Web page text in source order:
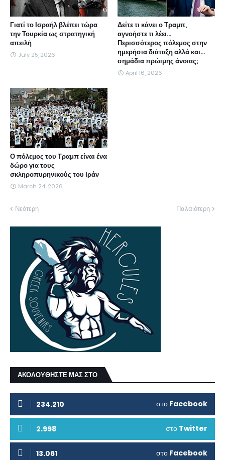
Γιατί το Ισραήλ βλέπει τώρα
την Τουρκία ως στρατηγική
απειλή
July 25, 2026
Δείτε τι κάνει ο Τραμπ,
αγνοήστε τι λέει...
Περισσότερος πόλεμος στην
ημερήσια διάταξη αλλά και...
σημάδια πρώιμης άνοιας;
April 16, 2026
Ο πόλεμος του Τραμπ είναι ένα
δώρο για τους
σκληροπυρηνικούς του Ιράν
March 24, 2026
Νεότερη Παλαιότερη
ΑΚΟΛΟΥΘΗΣΤΕ ΜΑΣ ΣΤΟ
234.210 στο Facebook
2.998 στο Twitter
13.061 στο Facebook